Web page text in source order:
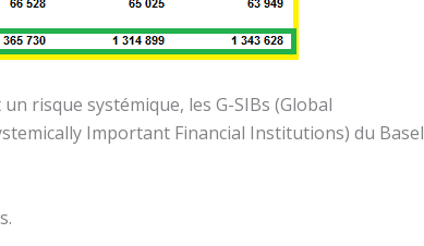
risque systémique, les G-SIBs (Global
Important Financial Institutions) du Basel